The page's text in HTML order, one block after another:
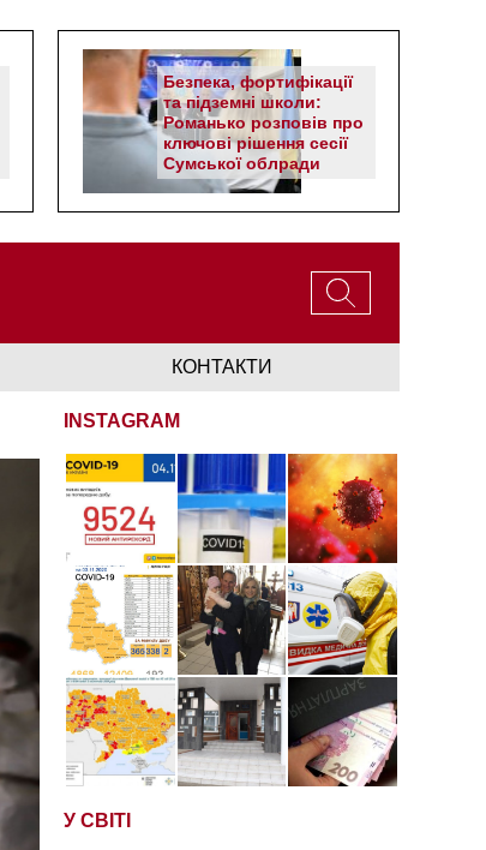
Безпека, фортифікації
та підземні школи:
Романько розповів про
ключові рішення сесії
Сумської облради
КОНТАКТИ
INSTAGRAM
У СВІТІ